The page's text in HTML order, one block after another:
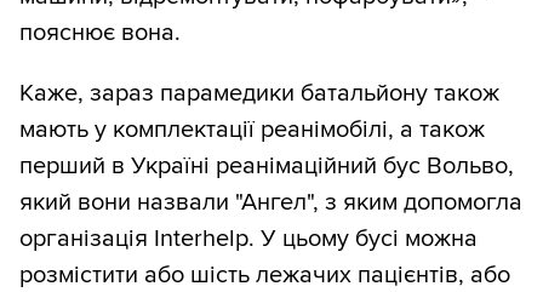
пояснює вона.
Каже, зараз парамедики батальйону також
мають у комплектації реанімобілі, а також
перший в Україні реанімаційний бус Вольво,
який вони назвали "Ангел", з яким допомогла
організація Interhelp. У цьому бусі можна
розмістити або шість лежачих пацієнтів, або